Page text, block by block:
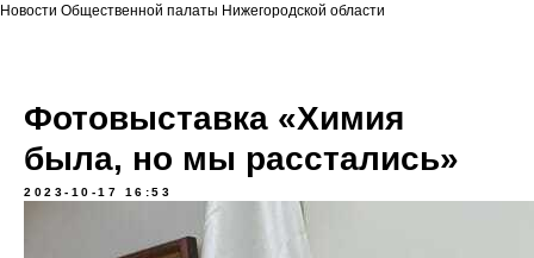
Новости Общественной палаты Нижегородской области
Фотовыставка «Химия
была, но мы расстались»
2023-10-17 16:53